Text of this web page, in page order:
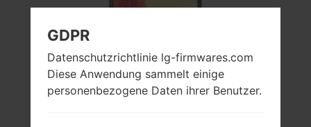
GDPR
Datenschutzrichtlinie lg-firmwares.com
Diese Anwendung sammelt einige
personenbezogene Daten ihrer Benutzer.